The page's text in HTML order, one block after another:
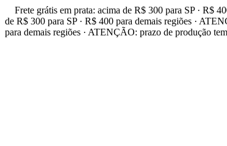
Frete grátis em prata: acima de R$ 300 para SP · R$
de R$ 300 para SP · R$ 400 para demais regiões ·
para demais regiões · ATENÇÃO: prazo de produção